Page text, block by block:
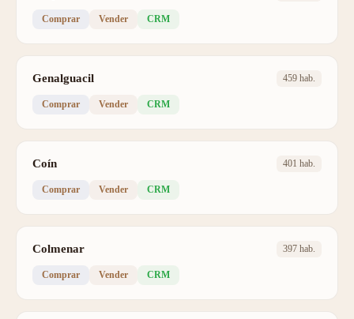
Comprar Vender CRM
Genalguacil 459 hab.
Comprar Vender CRM
Coín 401 hab.
Comprar Vender CRM
Colmenar 397 hab.
Comprar Vender CRM